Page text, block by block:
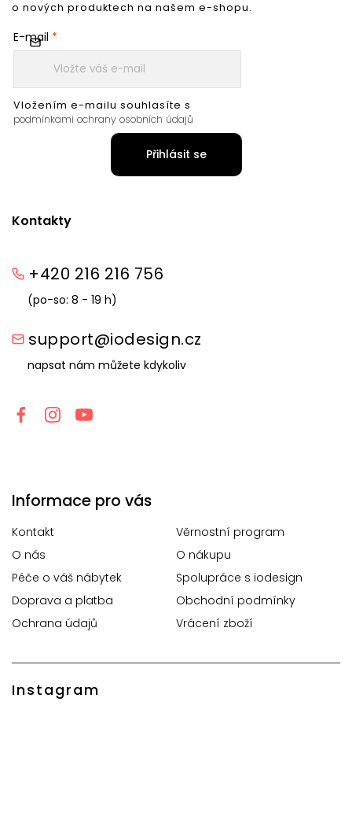
Kontakty
+420 216 216 756
(po-so: 8 - 19 h)
support@iodesign.cz
napsat nám můžete kdykoliv
Informace pro vás
Kontakt
Věrnostní program
O nás
O nákupu
Péče o váš nábytek
Spolupráce s iodesign
Doprava a platba
Obchodní podmínky
Ochrana údajů
Vrácení zboží
Instagram
o nových produktech na našem e-shopu.
E-mail
Vložením e-mailu souhlasíte s
podmínkami ochrany osobních údajů
Přihlásit se